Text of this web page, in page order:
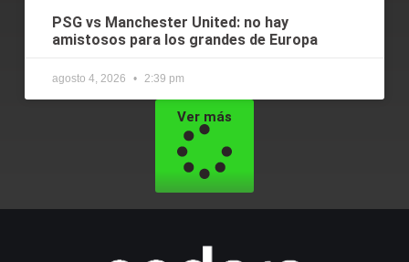
PSG vs Manchester United: no hay
amistosos para los grandes de Europa
agosto 4, 2026 2:39 pm
Ver más